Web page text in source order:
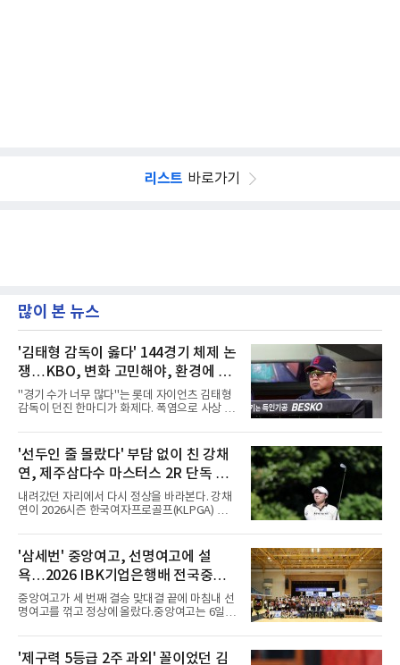
리스트 바로가기
많이 본 뉴스
'김태형 감독이 옳다' 144경기 체제 논
쟁…KBO, 변화 고민해야, 환경에 맞
는 경기 수가 바람직
"경기 수가 너무 많다"는 롯데 자이언츠 김태형
감독이 던진 한마디가 화제다. 폭염으로 사상 초
독은 단순히 더위를 이야기하지 않았다. 우천,
폭염, 부상 등 변수가 늘어나는 현실에서 현재
팀당 144경기 체제가 과연 지속 가능한지 질문
을 던졌다.물론 144경기가 세계적으로 특별히
많은 숫자는 아니다. 메이저리그는 팀당 162경
기, 일본프로야구도 143~144경기를 치른다. 숫
자만 놓고 보면 KBO가 유난히 혹사 구조라고 말
비교하기 어려울 정도로 폭염이 길어지고 강해
지고 있다. 여기에 장마, 이
'선두인 줄 몰랐다' 부담 없이 친 강채
연, 제주삼다수 마스터스 2R 단독 선
두
내려갔던 자리에서 다시 정상을 바라본다. 강채
연이 2026시즌 한국여자프로골프(KLPGA) 투어
억 원, 우승상금 1억8000만 원) 2라운드에서 단
독 선두로 도약했다.강채연은 7일 제주도 서귀
포의 테디밸리 골프앤리조트(파72)에서 열린 2
라운드에서 버디 5개와 보기 1개를 묶어 4언더
파 68타를 쳤다. 중간합계 9언더파 135타로 전
날 공동 4위에서 선두로 올라섰다. 공동 2위 그
룹(8언더파 136타)과는 한 타 차다.이 대회는 그
받았으나, 지난해 상금순위 75위에 그쳐 시드순
'삼세번' 중앙여고, 선명여고에 설
욕…2026 IBK기업은행배 전국중고
배구대회 우승
중앙여고가 세 번째 결승 맞대결 끝에 마침내 선
명여고를 꺾고 정상에 올랐다.중앙여고는 6일
행배 전국중고배구대회 18세 이하 여자부 결승
에서 선명여고를 세트스코어 3-1(13-25, 25-14,
'제구력 5등급 2주 과외' 꼴이었던 김